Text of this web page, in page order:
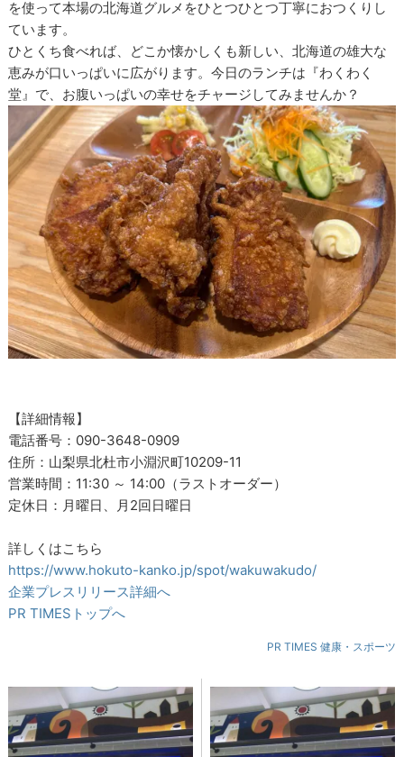
を使って本場の北海道グルメをひとつひとつ丁寧におつくりし
ています。
ひとくち食べれば、どこか懐かしくも新しい、北海道の雄大な
恵みが口いっぱいに広がります。今日のランチは『わくわく
堂』で、お腹いっぱいの幸せをチャージしてみませんか？
【詳細情報】
電話番号：090-3648-0909
住所：山梨県北杜市小淵沢町10209-11
営業時間：11:30 ～ 14:00（ラストオーダー）
定休日：月曜日、月2回日曜日
詳しくはこちら
https://www.hokuto-kanko.jp/spot/wakuwakudo/
企業プレスリリース詳細へ
PR TIMESトップへ
PR TIMES 健康・スポーツ